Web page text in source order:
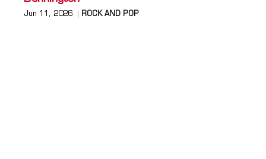
Jun 11, 2026 ROCK AND POP